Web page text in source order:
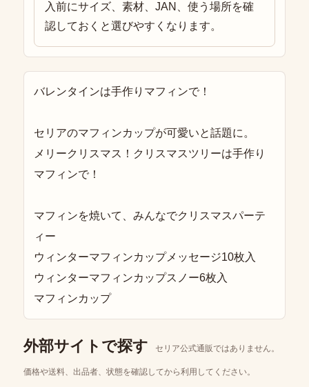
入前にサイズ、素材、JAN、使う場所を確
認しておくと選びやすくなります。
バレンタインは手作りマフィンで！
セリアのマフィンカップが可愛いと話題に。
メリークリスマス！クリスマスツリーは手作り
マフィンで！
マフィンを焼いて、みんなでクリスマスパーテ
ィー
ウィンターマフィンカップメッセージ10枚入
ウィンターマフィンカップスノー6枚入
マフィンカップ
外部サイトで探す セリア公式通販ではありません。
価格や送料、出品者、状態を確認してから利用してください。